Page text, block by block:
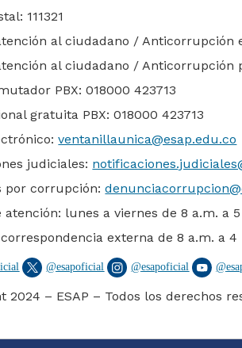
111321
al ciudadano / Anticorrupción
al ciudadano / Anticorrupción
PBX: 018000 423713
gratuita PBX: 018000 423713
ventanillaunica@esap.edu.co
judiciales:
por corrupción:
atención: lunes a viernes de 8 a.m. a
externa de 8 a.m. a 4
@esapoficial @esapoficial @
2024 – ESAP – Todos los derechos